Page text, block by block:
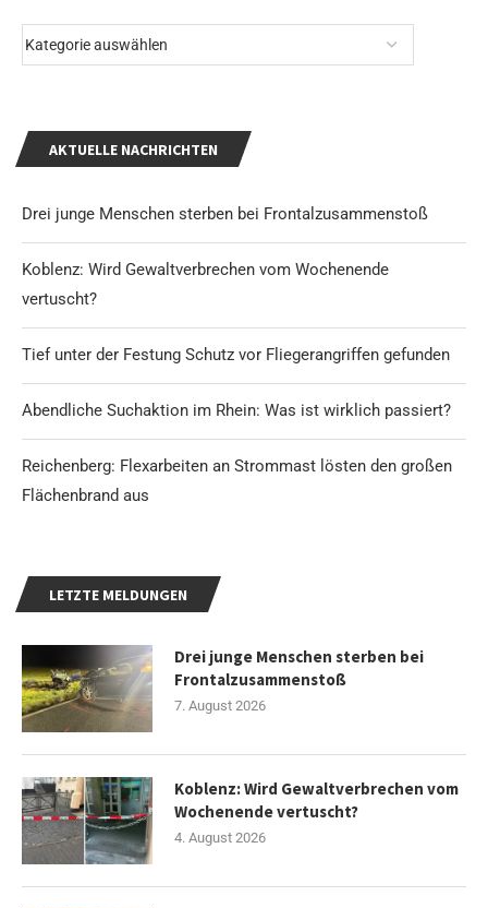
AKTUELLE NACHRICHTEN
Drei junge Menschen sterben bei Frontalzusammenstoß
Koblenz: Wird Gewaltverbrechen vom Wochenende
vertuscht?
Tief unter der Festung Schutz vor Fliegerangriffen gefunden
Abendliche Suchaktion im Rhein: Was ist wirklich passiert?
Reichenberg: Flexarbeiten an Strommast lösten den großen
Flächenbrand aus
LETZTE MELDUNGEN
Drei junge Menschen sterben bei
Frontalzusammenstoß
7. August 2026
Koblenz: Wird Gewaltverbrechen vom
Wochenende vertuscht?
4. August 2026